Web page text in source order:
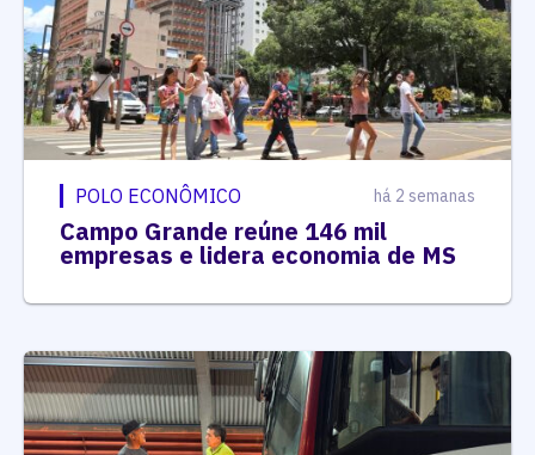
POLO ECONÔMICO há 2 semanas
Campo Grande reúne 146 mil
empresas e lidera economia de MS